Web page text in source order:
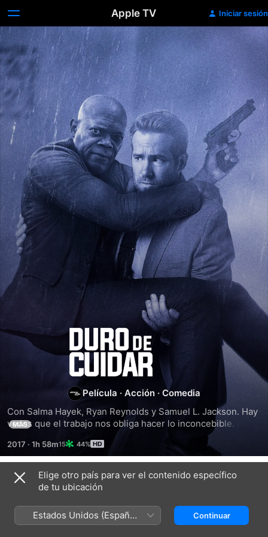
Apple TV Iniciar sesión
Duro
De
Cuidar
Película · Acción · Comedia
Con Salma Hayek, Ryan Reynolds y Samuel L. Jackson. Hay
veces que el trabajo nos obliga hacer lo inconcebible. Al
mejor guardaespaldas del mundo le encargan proteger a
uno de sus mayores enemigos. Serán las 24 horas más
largas de su vida.
MÁS
2017 · 1h 58m 44%
Títulos relacionados
Agente
Secreto
Elige otro país para ver el contenido específico
de tu ubicación
Estados Unidos (Español
México)
Continuar